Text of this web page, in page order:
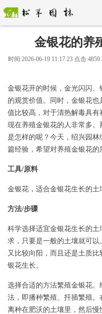
金银花的养
时间:2026-06-19 11:17:23 点击:4859
金银花开的时候，金光闪闪
的观赏价值。同时，金银花
值比较高，对于清热解毒具有
现在养殖金银花的人非常多
是怎样的呢？今天，绍兴园
篇经验，希望对养殖金银花的
工具/原料
金银花，适合金银花生长的土
方法/步骤
科学选择适宜金银花生长的
求，只要是一般的土壤就可以
又比较向阳，而且还是土质
银花生长。
选择合适的方法繁殖金银花
法，即播种繁殖、扦插繁殖
离种在肥沃的土壤里，然后